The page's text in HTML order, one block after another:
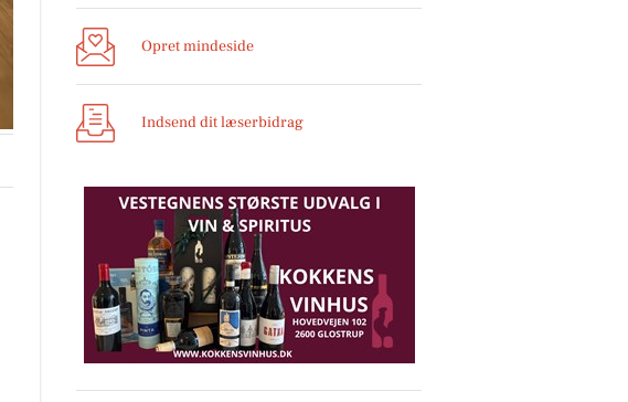
Opret mindeside
Indsend dit læserbidrag